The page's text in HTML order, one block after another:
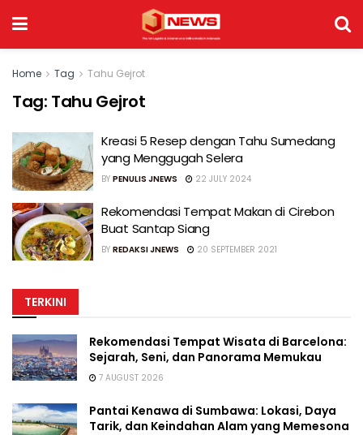
Home Tag Tahu Gejrot
Tag: Tahu Gejrot
Kreasi 5 Resep dengan Tahu Sumedang
yang Menggugah Selera
BY PENULIS JNEWS 22 JULY 2024
Rekomendasi Tempat Makan di Cirebon
Buat Santap Siang
BY REDAKSI JNEWS 20 SEPTEMBER 2021
TERKINI
Rekomendasi Tempat Wisata di Barcelona:
Sejarah, Seni, dan Panorama Memukau
7 AUGUST 2026
Pantai Kenawa di Sumbawa: Lokasi, Daya
Tarik, dan Keindahan Alam yang Memesona